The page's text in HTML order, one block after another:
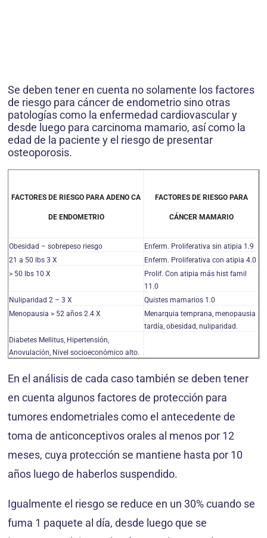
Se deben tener en cuenta no solamente los factores
de riesgo para cáncer de endometrio sino otras
patologías como la enfermedad cardiovascular y
desde luego para carcinoma mamario, así como la
edad de la paciente y el riesgo de presentar
osteoporosis.
FACTORES DE RIESGO PARA ADENO CA
DE ENDOMETRIO
FACTORES DE RIESGO PARA
CÁNCER MAMARIO
Obesidad – sobrepeso riesgo
Enferm. Proliferativa sin atipia 1.9
21 a 50 lbs 3 X
Enferm. Proliferativa con atipia 4.0
> 50 lbs 10 X
Prolif. Con atipia más hist famil
11.0
Nuliparidad 2 – 3 X
Quistes mamarios 1.0
Menopausia > 52 años 2.4 X
Menarquia temprana, menopausia
tardía, obesidad, nuliparidad.
Diabetes Mellitus, Hipertensión,
Anovulación, Nivel socioeconómico alto.
En el análisis de cada caso también se deben tener
en cuenta algunos factores de protección para
tumores endometriales como el antecedente de
toma de anticonceptivos orales al menos por 12
meses, cuya protección se mantiene hasta por 10
años luego de haberlos suspendido.
Igualmente el riesgo se reduce en un 30% cuando se
fuma 1 paquete al día, desde luego que se